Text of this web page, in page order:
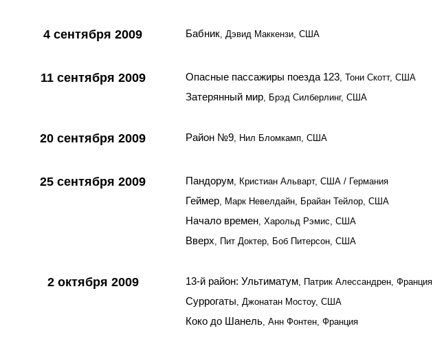
4 сентября 2009 Бабник, Дэвид Маккензи, США
11 сентября 2009 Опасные пассажиры поезда 123, Тони Скотт, США
Затерянный мир, Брэд Силберлинг, США
20 сентября 2009 Район №9, Нил Бломкамп, США
25 сентября 2009 Пандорум, Кристиан Альварт, США / Германия
Геймер, Марк Невелдайн, Брайан Тейлор, США
Начало времен, Харольд Рэмис, США
Вверх, Пит Доктер, Боб Питерсон, США
2 октября 2009 13-й район: Ультиматум, Патрик Алессандрен, Франция
Суррогаты, Джонатан Мостоу, США
Коко до Шанель, Анн Фонтен, Франция